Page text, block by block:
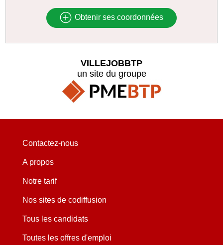
Obtenir ses coordonnées
VILLEJOBBTP
un site du groupe
Contactez-nous
A propos
Notre tarif
Nos sites de codiffusion
Tous les candidats
Toutes les offres d'emploi